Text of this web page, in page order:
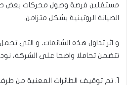
مستغلين فرصة وصول محركات بعض
الصيانة الروتينية بشكل متزامن.
و اثر تداول هذه الشائعات، و التي
تتضمن تحاملا واضحا على الشركة، نود
1. تم توقيف الطائرات المعنية من طرف